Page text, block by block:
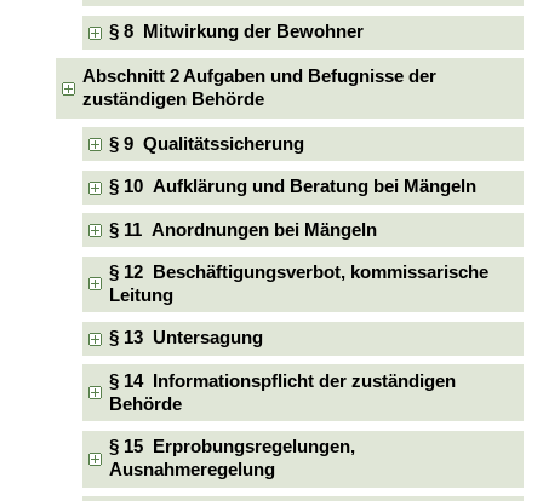
§ 8 Mitwirkung der Bewohner
Abschnitt 2 Aufgaben und Befugnisse der
zuständigen Behörde
§ 9 Qualitätssicherung
§ 10 Aufklärung und Beratung bei Mängeln
§ 11 Anordnungen bei Mängeln
§ 12 Beschäftigungsverbot, kommissarische
Leitung
§ 13 Untersagung
§ 14 Informationspflicht der zuständigen
Behörde
§ 15 Erprobungsregelungen,
Ausnahmeregelung